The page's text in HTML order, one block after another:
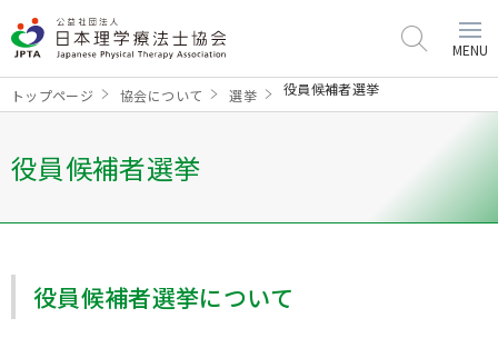
MENU
トップページ 協会について 選挙 役員候補者選挙
役員候補者選挙
役員候補者選挙について